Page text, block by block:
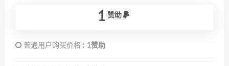
1 赞助
普通用户购买价格 : 1赞助